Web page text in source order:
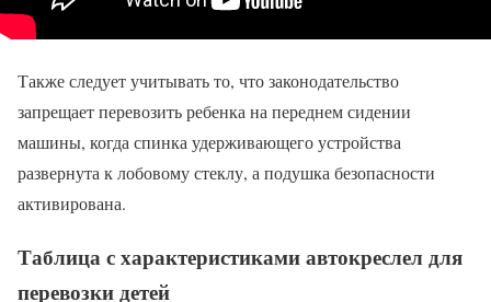
Также следует учитывать то, что законодательство
запрещает перевозить ребенка на переднем сидении
машины, когда спинка удерживающего устройства
развернута к лобовому стеклу, а подушка безопасности
активирована.
Таблица с характеристиками автокреслел для
перевозки детей